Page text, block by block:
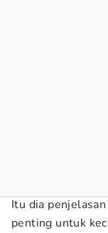
Itu dia
penting untuk